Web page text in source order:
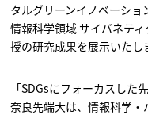
タルグリーンイノベーショ
情報科学領域 サイバネテ
授の研究成果を展示いたし
「SDGsにフォーカスした
奈良先端大は、情報科学